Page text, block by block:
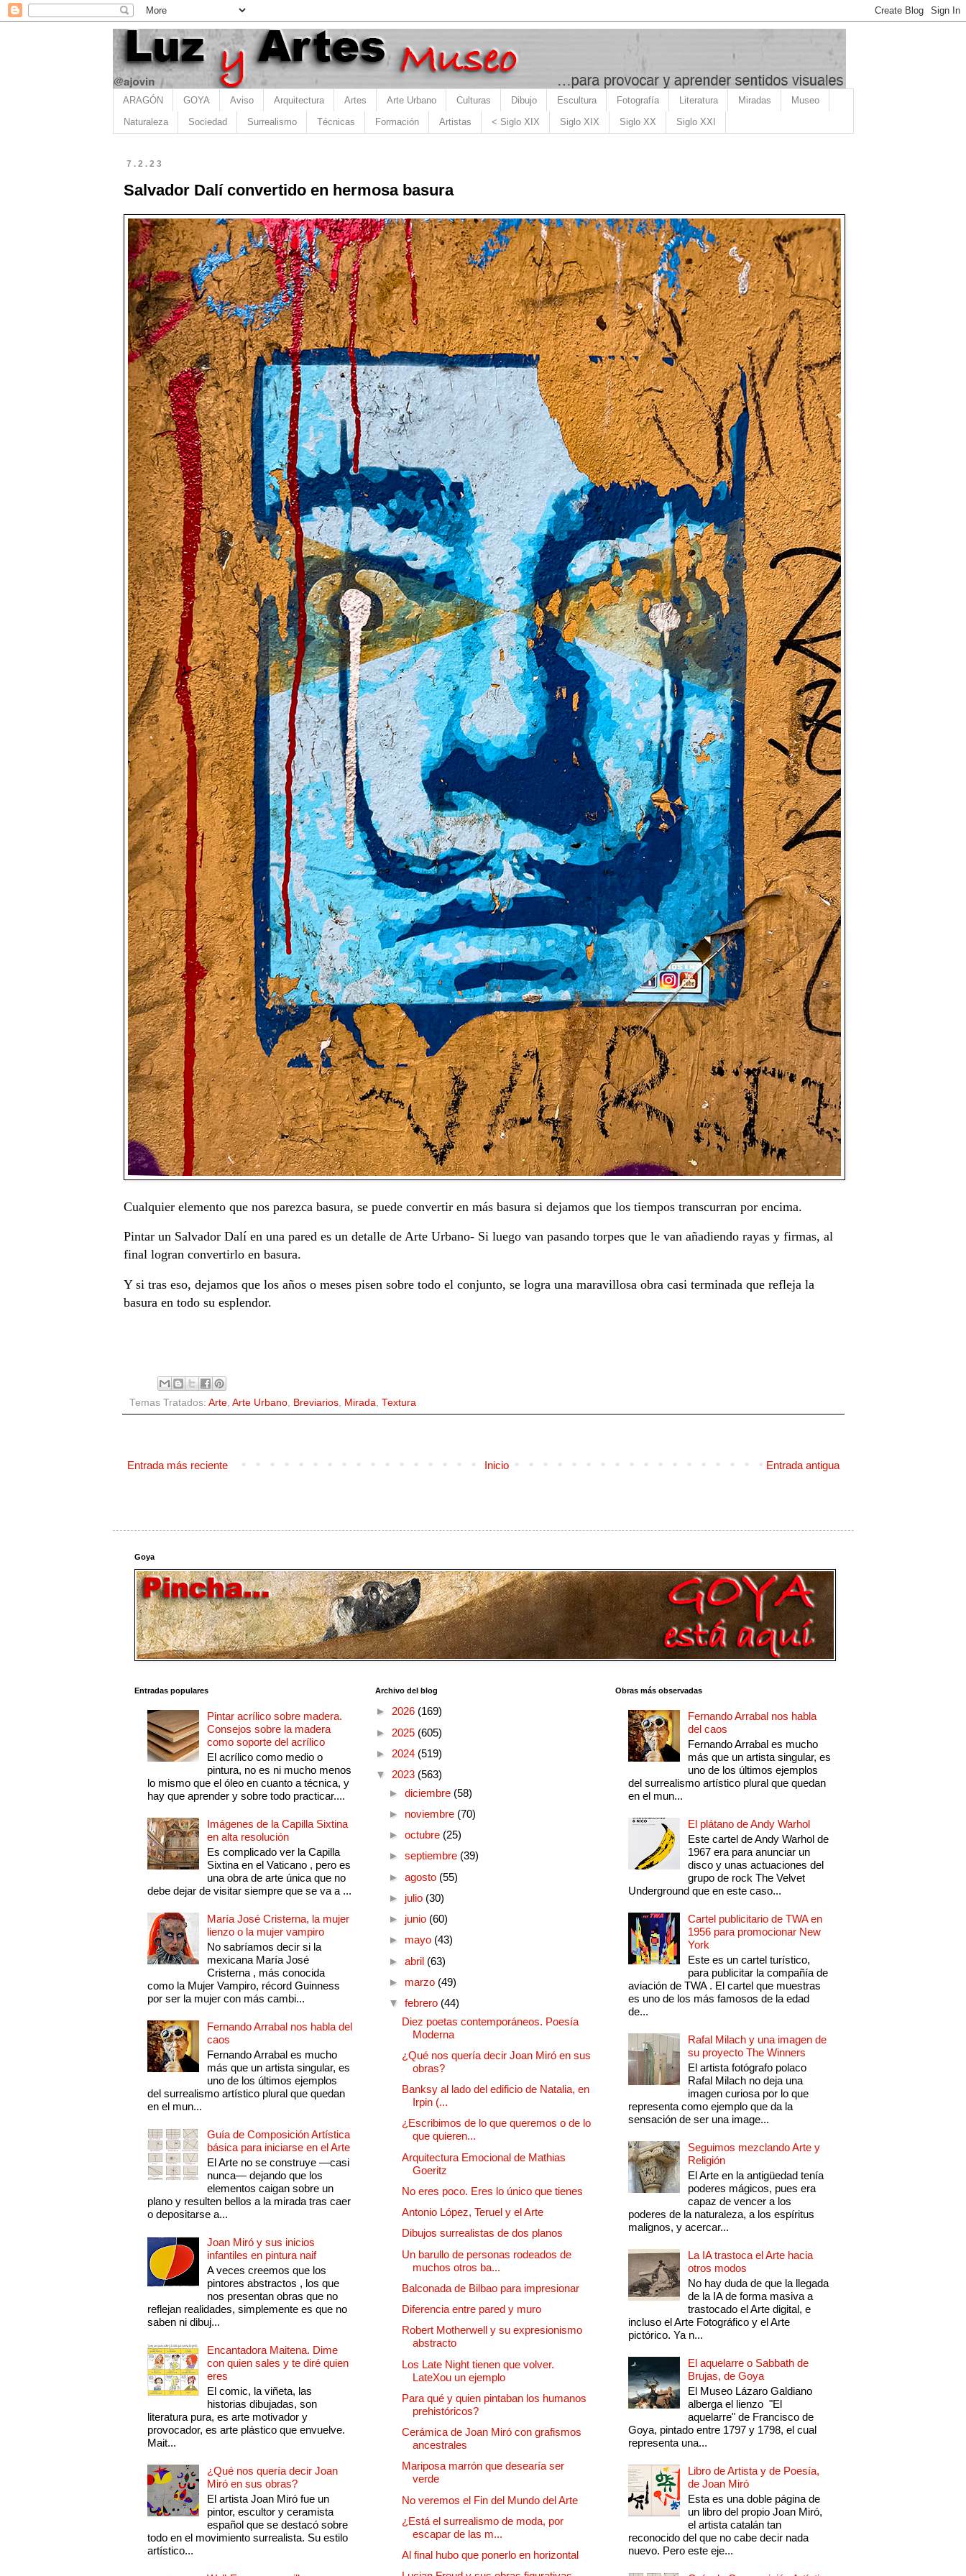
ARAGÓN GOYA Aviso Arquitectura Artes Arte Urbano Culturas Dibujo Escultura Fotografía Literatura Miradas Museo
Naturaleza Sociedad Surrealismo Técnicas Formación Artistas < Siglo XIX Siglo XIX Siglo XX Siglo XXI
7.2.23
Salvador Dalí convertido en hermosa basura
Cualquier elemento que nos parezca basura, se puede convertir en más basura si dejamos que los tiempos transcurran por encima.
Pintar un Salvador Dalí en una pared es un detalle de Arte Urbano- Si luego van pasando torpes que le van añadiendo rayas y firmas, al
final logran convertirlo en basura.
Y si tras eso, dejamos que los años o meses pisen sobre todo el conjunto, se logra una maravillosa obra casi terminada que refleja la
basura en todo su esplendor.
Temas Tratados: Arte, Arte Urbano, Breviarios, Mirada Textura
Entrada más reciente Entrada antigua
Inicio
Goya
Entradas populares
Pintar acrílico sobre madera.
Consejos sobre la madera
como soporte del acrílico
El acrílico como medio o
pintura, no es ni mucho menos
lo mismo que el óleo en cuanto a técnica, y
hay que aprender y sobre todo practicar....
Imágenes de la Capilla Sixtina
en alta resolución
Es complicado ver la Capilla
Sixtina en el Vaticano , pero es
una obra de arte única que no
debe dejar de visitar siempre que se va a ...
María José Cristerna, la mujer
lienzo o la mujer vampiro
No sabríamos decir si la
mexicana María José
Cristerna , más conocida
como la Mujer Vampiro, récord Guinness
por ser la mujer con más cambi...
Fernando Arrabal nos habla del
caos
Fernando Arrabal es mucho
más que un artista singular, es
uno de los últimos ejemplos
del surrealismo artístico plural que quedan
en el mun...
Guía de Composición Artística
básica para iniciarse en el Arte
El Arte no se construye —casi
nunca— dejando que los
elementos caigan sobre un
plano y resulten bellos a la mirada tras caer
o depositarse a...
Joan Miró y sus inicios
infantiles en pintura naif
A veces creemos que los
pintores abstractos , los que
nos presentan obras que no
reflejan realidades, simplemente es que no
saben ni dibuj...
Encantadora Maitena. Dime
con quien sales y te diré quien
eres
El comic, la viñeta, las
historias dibujadas, son
literatura pura, es arte motivador y
provocador, es arte plástico que envuelve.
Mait...
¿Qué nos quería decir Joan
Miró en sus obras?
El artista Joan Miró fue un
pintor, escultor y ceramista
español que se destacó sobre
todo en el movimiento surrealista. Su estilo
artístico...
Archivo del blog
► 2026 (169)
► 2025 (605)
► 2024 (519)
▼ 2023 (563)
► diciembre (58)
► noviembre (70)
► octubre (25)
► septiembre (39)
► agosto (55)
► julio (30)
► junio (60)
► mayo (43)
► abril (63)
► marzo (49)
▼ febrero (44)
Diez poetas contemporáneos. Poesía
Moderna
¿Qué nos quería decir Joan Miró en sus
obras?
Banksy al lado del edificio de Natalia, en
Irpin (...
¿Escribimos de lo que queremos o de lo
que quieren...
Arquitectura Emocional de Mathias
Goeritz
No eres poco. Eres lo único que tienes
Antonio López, Teruel y el Arte
Dibujos surrealistas de dos planos
Un barullo de personas rodeados de
muchos otros ba...
Balconada de Bilbao para impresionar
Diferencia entre pared y muro
Robert Motherwell y su expresionismo
abstracto
Los Late Night tienen que volver.
LateXou un ejemplo
Para qué y quien pintaban los humanos
prehistóricos?
Cerámica de Joan Miró con grafismos
ancestrales
Mariposa marrón que desearía ser
verde
No veremos el Fin del Mundo del Arte
¿Está el surrealismo de moda, por
escapar de las m...
Al final hubo que ponerlo en horizontal
Obras más observadas
Fernando Arrabal nos habla
del caos
Fernando Arrabal es mucho
más que un artista singular, es
uno de los últimos ejemplos
del surrealismo artístico plural que quedan
en el mun...
El plátano de Andy Warhol
Este cartel de Andy Warhol de
1967 era para anunciar un
disco y unas actuaciones del
grupo de rock The Velvet
Underground que en este caso...
Cartel publicitario de TWA en
1956 para promocionar New
York
Este es un cartel turístico,
para publicitar la compañía de
aviación de TWA . El cartel que muestras
es uno de los más famosos de la edad
de...
Rafal Milach y una imagen de
su proyecto The Winners
El artista fotógrafo polaco
Rafal Milach no deja una
imagen curiosa por lo que
representa como ejemplo que da la
sensación de ser una image...
Seguimos mezclando Arte y
Religión
El Arte en la antigüedad tenía
poderes mágicos, pues era
capaz de vencer a los
poderes de la naturaleza, a los espíritus
malignos, y acercar...
La IA trastoca el Arte hacia
otros modos
No hay duda de que la llegada
de la IA de forma masiva a
trastocado el Arte digital, e
incluso el Arte Fotográfico y el Arte
pictórico. Ya n...
El aquelarre o Sabbath de
Brujas, de Goya
El Museo Lázaro Galdiano
alberga el lienzo "El
aquelarre" de Francisco de
Goya, pintado entre 1797 y 1798, el cual
representa una...
Libro de Artista y de Poesía,
de Joan Miró
Esta es una doble página de
un libro del propio Joan Miró,
el artista catalán tan
reconocido del que no cabe decir nada
nuevo. Pero este eje...